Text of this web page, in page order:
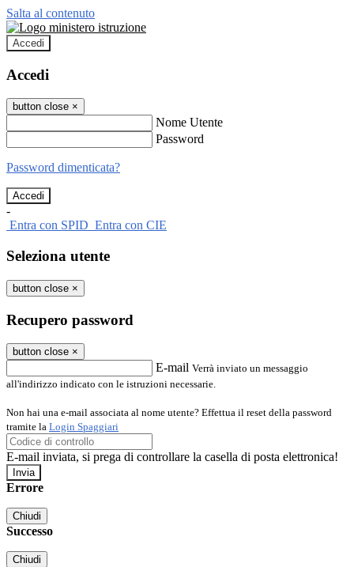
Salta al contenuto
Accedi
Accedi
button close ×
Nome Utente
Password
Password dimenticata?
-
Entra con SPID Entra con CIE
Seleziona utente
button close ×
Recupero password
button close ×
E-mail Verrà inviato un messaggio
all'indirizzo indicato con le istruzioni necessarie.
Non hai una e-mail associata al nome utente? Effettua il reset della password
tramite la Login Spaggiari
E-mail inviata, si prega di controllare la casella di posta elettronica!
Errore
Chiudi
Successo
Chiudi